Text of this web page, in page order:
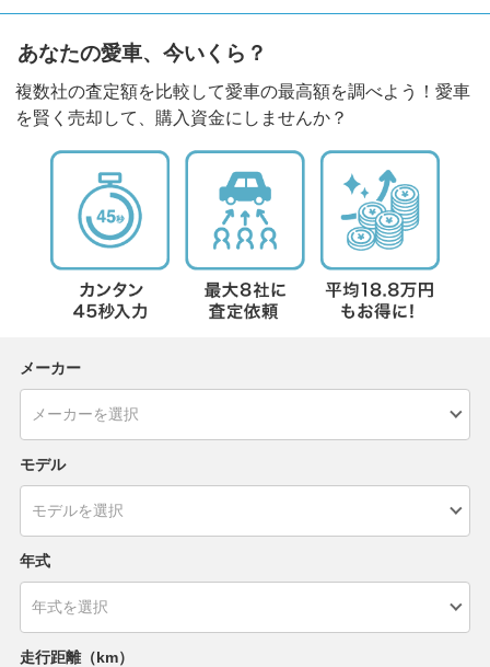
あなたの愛車、今いくら？
複数社の査定額を比較して愛車の最高額を調べよう！愛車
を賢く売却して、購入資金にしませんか？
メーカー
モデル
年式
走行距離（km）